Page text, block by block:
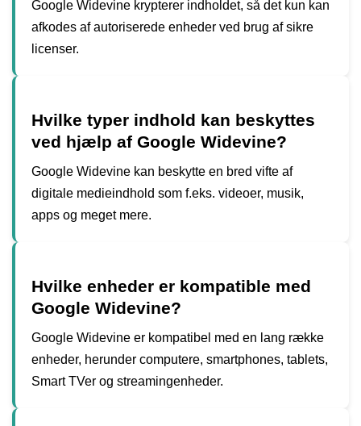
Google Widevine krypterer indholdet, så det kun kan
afkodes af autoriserede enheder ved brug af sikre
licenser.
Hvilke typer indhold kan beskyttes
ved hjælp af Google Widevine?
Google Widevine kan beskytte en bred vifte af
digitale medieindhold som f.eks. videoer, musik,
apps og meget mere.
Hvilke enheder er kompatible med
Google Widevine?
Google Widevine er kompatibel med en lang række
enheder, herunder computere, smartphones, tablets,
Smart TVer og streamingenheder.